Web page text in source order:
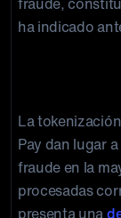
ha indicado
La
Pay dan lugar
fraude en la
procesadas
presenta una